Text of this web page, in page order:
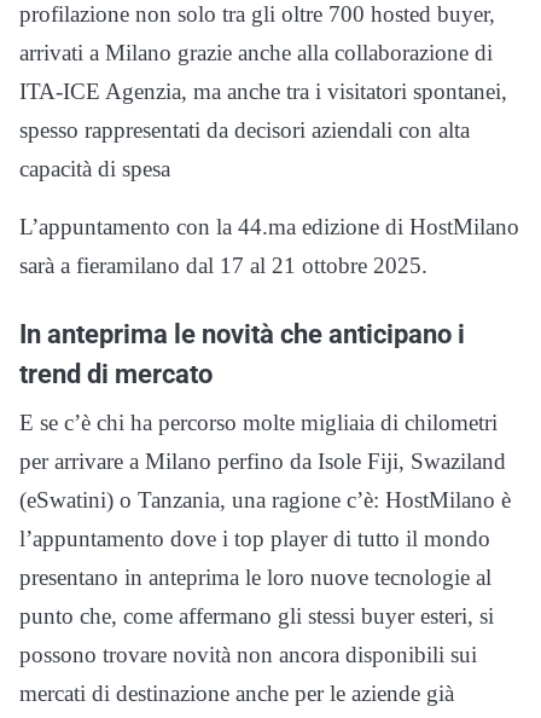
profilazione non solo tra gli oltre 700 hosted buyer,
arrivati a Milano grazie anche alla collaborazione di
ITA-ICE Agenzia, ma anche tra i visitatori spontanei,
spesso rappresentati da decisori aziendali con alta
capacità di spesa
L’appuntamento con la 44.ma edizione di HostMilano
sarà a fieramilano dal 17 al 21 ottobre 2025.
In anteprima le novità che anticipano i
trend di mercato
E se c’è chi ha percorso molte migliaia di chilometri
per arrivare a Milano perfino da Isole Fiji, Swaziland
(eSwatini) o Tanzania, una ragione c’è: HostMilano è
l’appuntamento dove i top player di tutto il mondo
presentano in anteprima le loro nuove tecnologie al
punto che, come affermano gli stessi buyer esteri, si
possono trovare novità non ancora disponibili sui
mercati di destinazione anche per le aziende già